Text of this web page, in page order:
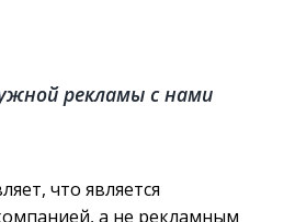
рекламы с нами
что является
а не рекламным